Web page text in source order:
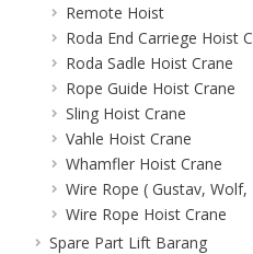
Remote Hoist
Roda End Carriege Hoist
Roda Sadle Hoist Crane
Rope Guide Hoist Crane
Sling Hoist Crane
Vahle Hoist Crane
Whamfler Hoist Crane
Wire Rope ( Gustav,
Wire Rope Hoist Crane
Spare Part Lift Barang